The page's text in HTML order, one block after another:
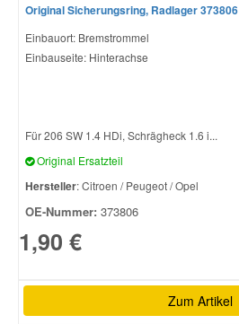
Original Sicherungsring, Radlager 373806
Einbauort: Bremstrommel
Einbauseite: Hinterachse
Für 206 SW 1.4 HDi, Schrägheck 1.6 i...
Original Ersatzteil
Hersteller: Citroen / Peugeot / Opel
OE-Nummer: 373806
1,90 €
Zum Artikel